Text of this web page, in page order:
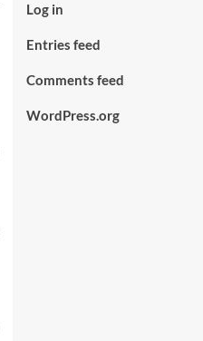
Log in
Entries feed
Comments feed
WordPress.org